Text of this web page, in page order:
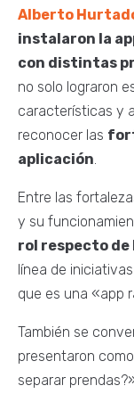
Alberto
instalaron la
con distintas
no solo lograron
características y
reconocer las
aplicación.
Entre las
y su
rol respecto
línea de
que es una «app
También se
presentaron
separar